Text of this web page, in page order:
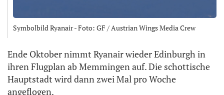
Symbolbild Ryanair - Foto: GF / Austrian Wings Media Crew
Ende Oktober nimmt Ryanair wieder Edinburgh in
ihren Flugplan ab Memmingen auf. Die schottische
Hauptstadt wird dann zwei Mal pro Woche
angeflogen.